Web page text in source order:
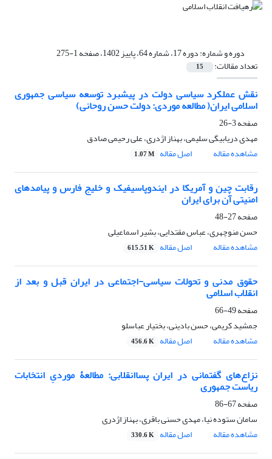
دوره و شماره:دوره 17، شماره 64، پاییز 1402، صفحه 1-275
تعداد مقالات: 15
نقش عملکرد سیاسی دولت در پیشبرد توسعه سیاسی جمهوری
اسلامی ایران( مطالعه موردی: دولت حسن روحانی)
صفحه3-26
مهدی دریابیگی سلیمی، بهناز اژدری، علی رحیمی صادق
مشاهده مقاله
اصل مقاله 1.07 M
رقابت چین و آمریکا در ایندوپاسیفیک و خلیج فارس و پیامدهای
امنیتی آن برای ایران
صفحه27-48
حسن منوچهری، عباس مقتدایی، بشیر اسماعیلی
مشاهده مقاله
اصل مقاله 615.51 K
حقوق مدنی و تحولات سیاسی-اجتماعی در ایران قبل و بعد از
انقلاب اسلامی
صفحه49-66
جمشید کریمی، حسن بادینی، بختیار عباسلو
مشاهده مقاله
اصل مقاله 456.6 K
نزاع‌های گفتمانی در ایران پساانقلابی: مطالعۀ موردیِ انتخابات
ریاست جمهوری
صفحه67-86
سامان ستوده نیا، مهدی حسنی باقری، بهناز اژدری
مشاهده مقاله
اصل مقاله 330.6 K